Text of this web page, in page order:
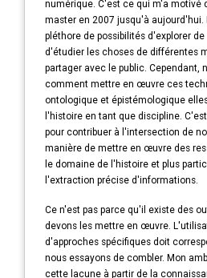
numérique. C'est ce qui m'a motivé
master en 2007 jusqu'à
pléthore de possibilités d'explorer
d'étudier les choses de différentes
partager avec le public. Cependant,
comment mettre en œuvre ces
ontologique et épistémologique
l'histoire en tant que discipline.
pour contribuer à l'intersection de
manière de mettre en œuvre des
le domaine de l'histoire et plus
l'extraction précise d'informations.
Ce n'est pas parce qu'il existe des
devons les mettre en œuvre.
d'approches spécifiques doit
nous essayons de combler. Mon
cette lacune à partir de la